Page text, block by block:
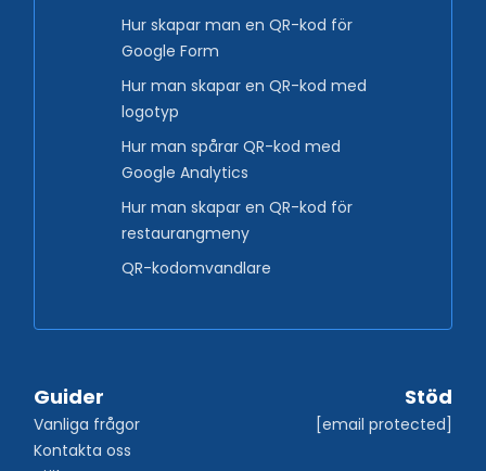
Hur skapar man en QR-kod för
Google Form
Hur man skapar en QR-kod med
logotyp
Hur man spårar QR-kod med
Google Analytics
Hur man skapar en QR-kod för
restaurangmeny
QR-kodomvandlare
Guider
Vanliga frågor
Kontakta oss
Stöd
[email protected]